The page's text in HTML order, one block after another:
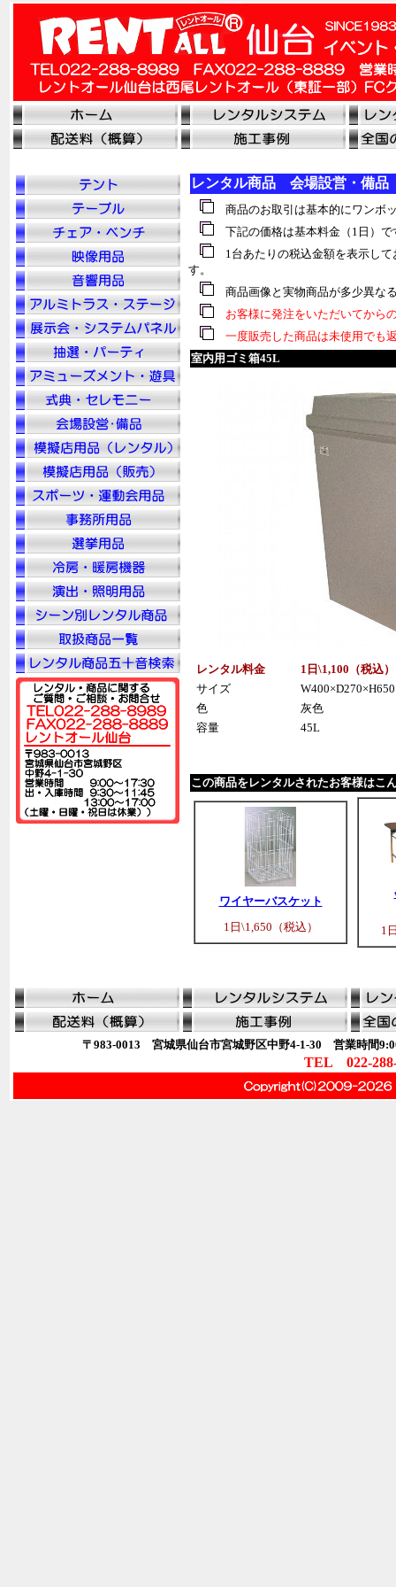
レンタル商品 会場設営・備品
商品のお取引は基本的にワンボ
下記の価格は基本料金（1日）で
1台あたりの税込金額を表示して
す。
商品画像と実物商品が多少異な
お客様に発注をいただいてから
一度販売した商品は未使用でも
室内用ゴミ箱45L
レンタル料金 1日\1,100（税込
サイズ
W400×D270×H650
色
灰色
容量
45L
この商品をレンタルされたお客様はこ
ワイヤーバスケット
1日\1,650（税込）
1
〒983-0013 宮城県仙台市宮城野区中野4-1-30 営業時間
TEL 022-